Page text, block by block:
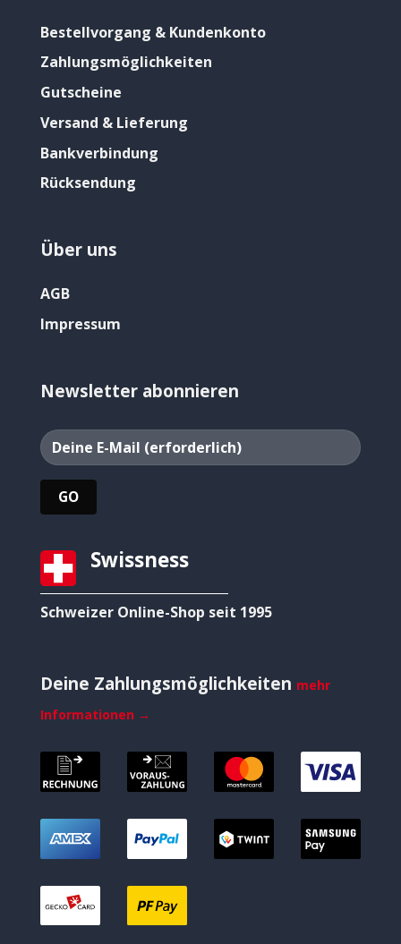
Bestellvorgang & Kundenkonto
Zahlungsmöglichkeiten
Gutscheine
Versand & Lieferung
Bankverbindung
Rücksendung
Über uns
AGB
Impressum
Newsletter abonnieren
Swissness
Schweizer Online-Shop seit 1995
Deine Zahlungsmöglichkeiten mehr
Informationen →